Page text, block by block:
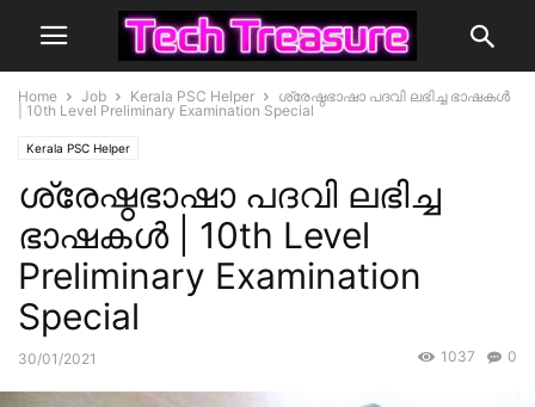
Home Job Kerala PSC Helper
ശ്രേഷ്ഠഭാഷാ പദവി ലഭിച്ച ഭാഷകൾ
| 10th Level Preliminary Examination Special
Kerala PSC Helper
ശ്രേഷ്ഠഭാഷാ പദവി ലഭിച്ച
ഭാഷകൾ | 10th Level
Preliminary Examination
Special
30/01/2021 0
1037